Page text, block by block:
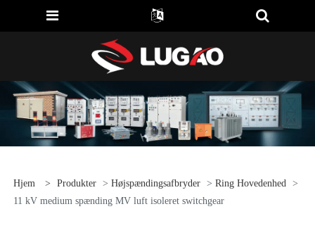
Hjem > Produkter > Højspændingsafbryder > Ring Hovedenhed
>
11 kV medium spænding MV luft isoleret switchgear